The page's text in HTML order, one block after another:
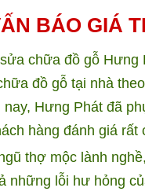
BÁO GIÁ
chữa đồ gỗ Hưng
đồ gỗ tại nhà
nay, Hưng Phát đã
hàng đánh giá rất
thợ mộc lành
những lỗi hư hỏng